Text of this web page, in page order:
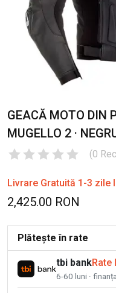
GEACĂ MOTO DIN
MUGELLO 2 ·
(0
Livrare Gratuită 1-3 zile
2,425.00 RON
Plătește în rate
tbi bankRate
6-60 luni ·